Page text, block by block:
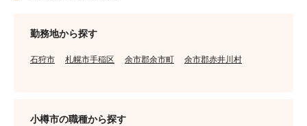
勤務地から探す
石狩市 札幌市手稲区 余市郡余市町 余市郡赤井川村
小樽市の職種から探す